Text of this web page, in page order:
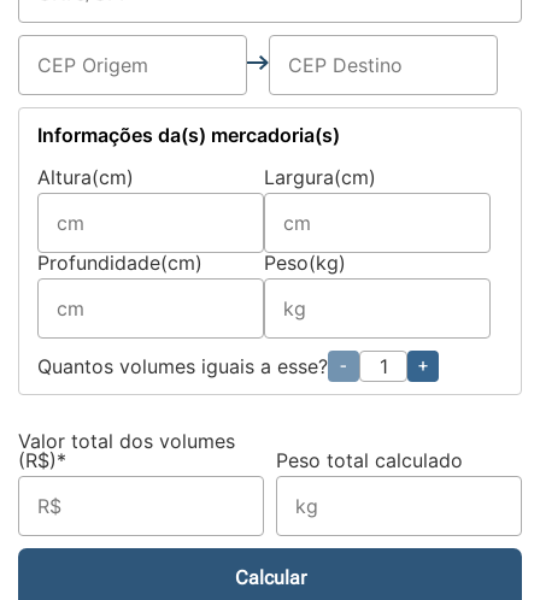
Informações da(s) mercadoria(s)
Altura(cm)
Largura(cm)
Profundidade(cm) Peso(kg)
Quantos volumes iguais a esse? - +
Valor total dos volumes
(R$)*
Peso total calculado
Calcular